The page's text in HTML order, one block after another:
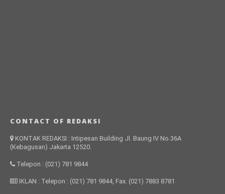
CONTACT OF REDAKSI
KONTAK REDAKSI : Intipesan Building Jl. Baung IV No.36A
(Kebagusan) Jakarta 12520.
Telepon : (021) 781 9844
IKLAN : Telepon : (021) 781 9844, Fax. (021) 7883 8781